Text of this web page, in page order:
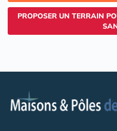
PROPOSER UN TERRAIN